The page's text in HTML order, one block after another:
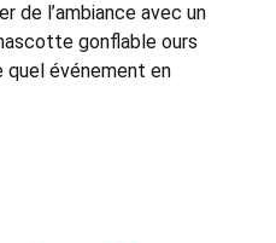
de l’ambiance avec un
gonflable ours
quel événement en